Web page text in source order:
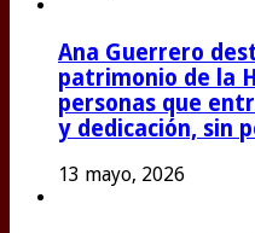
Ana Guerrero
patrimonio de la
personas que
y dedicación, sin
13 mayo, 2026